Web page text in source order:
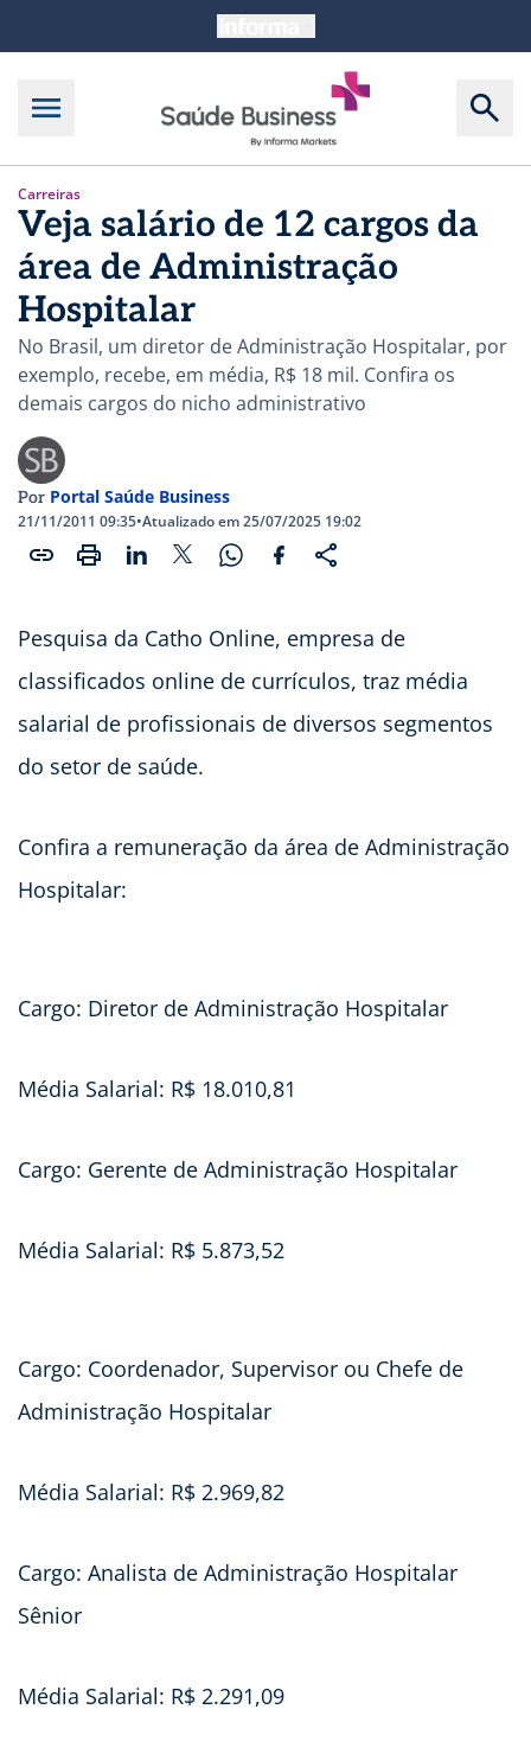
Carreiras
Veja salário de 12 cargos da
área de Administração
Hospitalar
No Brasil, um diretor de Administração Hospitalar, por
exemplo, recebe, em média, R$ 18 mil. Confira os
demais cargos do nicho administrativo
Por Portal Saúde Business
21/11/2011 09:35•Atualizado em 25/07/2025 19:02
Pesquisa da Catho Online, empresa de
classificados online de currículos, traz média
salarial de profissionais de diversos segmentos
do setor de saúde.
Confira a remuneração da área de Administração
Hospitalar:
Cargo: Diretor de Administração Hospitalar
Média Salarial: R$ 18.010,81
Cargo: Gerente de Administração Hospitalar
Média Salarial: R$ 5.873,52
Cargo: Coordenador, Supervisor ou Chefe de
Administração Hospitalar
Média Salarial: R$ 2.969,82
Cargo: Analista de Administração Hospitalar
Sênior
Média Salarial: R$ 2.291,09